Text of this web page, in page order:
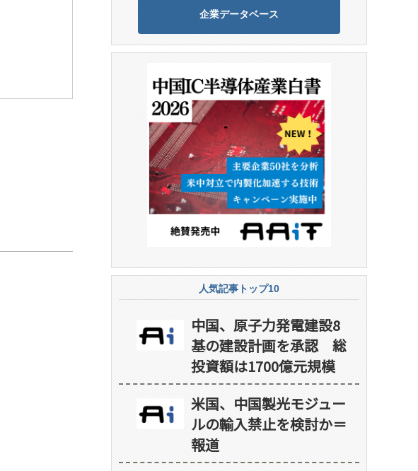
企業データベース
人気記事トップ10
中国、原子力発電建設8
基の建設計画を承認 総
投資額は1700億元規模
米国、中国製光モジュー
ルの輸入禁止を検討か＝
報道